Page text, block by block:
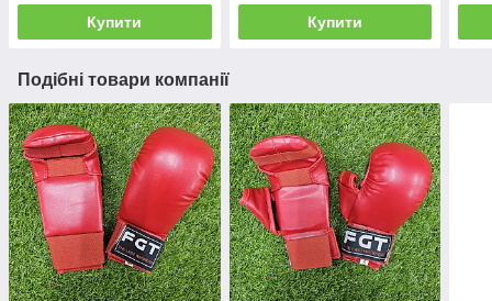
Купити Купити
Подібні товари компанії